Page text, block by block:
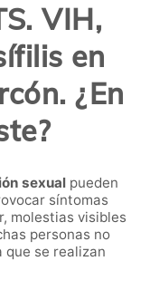
VIH,
en
¿En
sexual pueden
síntomas
molestias visibles
personas no
que se realizan